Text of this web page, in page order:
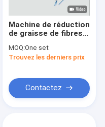
Machine de réduction
de graisse de fibres
à 980 nm
MOQ:One set
Trouvez les derniers prix
Contactez